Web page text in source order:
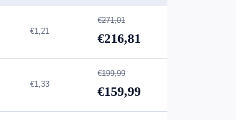
€1,21
€271,01
€216,81
€1,33
€199,99
€159,99